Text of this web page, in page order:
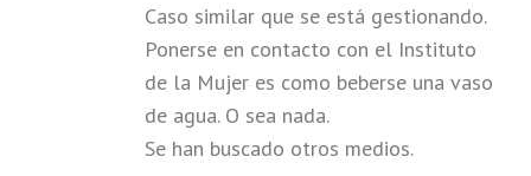
Caso similar que se está gestionando.
Ponerse en contacto con el Instituto
de la Mujer es como beberse una vaso
de agua. O sea nada.
Se han buscado otros medios.